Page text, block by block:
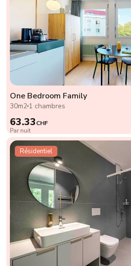
One Bedroom Family
30m2 1 chambres
63.33CHF
Par nuit
Résidentiel